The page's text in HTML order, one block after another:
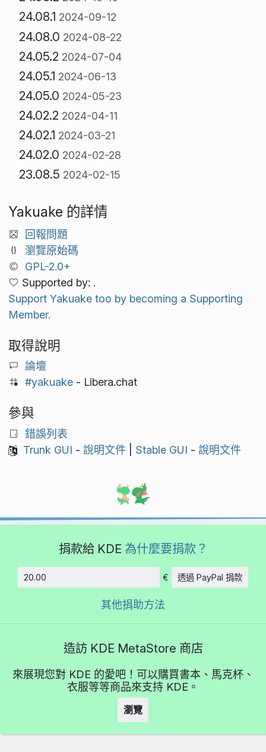
24.08.1 2024-09-12
24.08.0 2024-08-22
24.05.2 2024-07-04
24.05.1 2024-06-13
24.05.0 2024-05-23
24.02.2 2024-04-11
24.02.1 2024-03-21
24.02.0 2024-02-28
23.08.5 2024-02-15
Yakuake 的詳情
回報問題
瀏覽原始碼
GPL-2.0+
Supported by: .
Support Yakuake too by becoming a Supporting
Member.
取得說明
論壇
#yakuake- Libera.chat
參與
錯誤列表
Trunk GUI - 說明文件| Stable GUI - 說明文件
捐款給 KDE 為什麼要捐款？
€ 透過 PayPal 捐款
其他捐助方法
造訪 KDE MetaStore 商店
來展現您對 KDE 的愛吧！可以購買書本、馬克杯、
衣服等等商品來支持 KDE。
瀏覽